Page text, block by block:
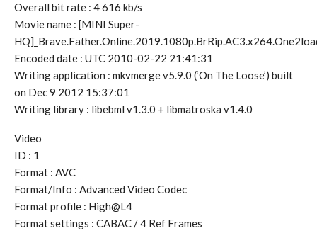
Overall bit rate : 4 616 kb/s
Movie name : [MINI Super-
Encoded date : UTC 2010-02-22 21:41:31
Writing application : mkvmerge v5.9.0 (‘On The Loose’) built
on Dec 9 2012 15:37:01
Writing library : libebml v1.3.0 + libmatroska v1.4.0
Video
ID : 1
Format : AVC
Format/Info : Advanced Video Codec
Format profile : High@L4
Format settings : CABAC / 4 Ref Frames